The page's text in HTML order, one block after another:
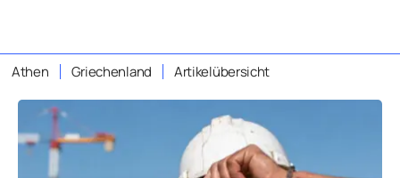
Athen Griechenland Artikelübersicht